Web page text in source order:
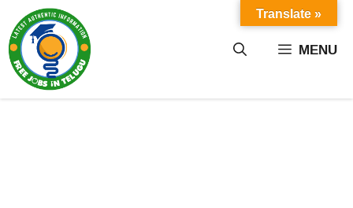
content MENU
Translate »